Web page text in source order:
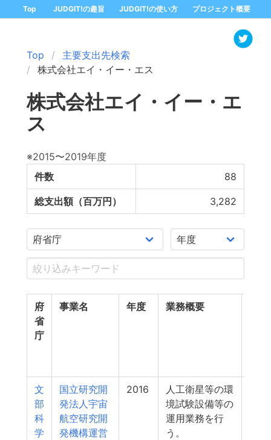
Top JUDGIT!の趣旨 JUDGIT!の使い方 プロジェクト概要
Top
主要支出先検索
株式会社エイ・イー・エス
株式会社エイ・イー・エ
ス
※2015〜2019年度
件数
88
総支出額（百万円） 3,282
府
省
庁
事業名 年度 業務概要
文
部
科
学
国立研究開
発法人宇宙
航空研究開
発機構運営
2016
人工衛星等の環
境試験設備等の
運用業務を行
う。